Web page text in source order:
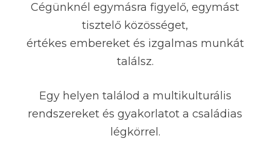
Cégünknél egymásra figyelő, egymást
tisztelő közösséget,
értékes embereket és izgalmas munkát
találsz.
Egy helyen találod a multikulturális
rendszereket és gyakorlatot a családias
légkörrel.